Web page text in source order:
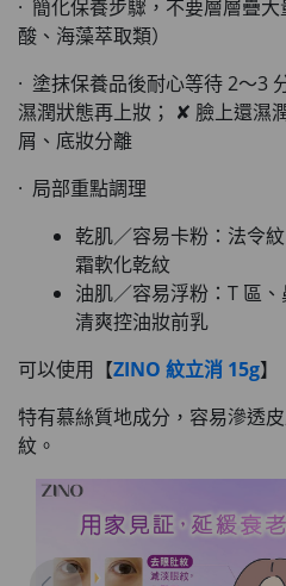
· 簡化保養步驟，不要層層疊
酸、海藻萃取類）
· 塗抹保養品後耐心等待 2～3
濕潤狀態再上妝； ✘ 臉上還濕
屑、底妝分離
· 局部重點調理
乾肌／容易卡粉：法令
霜軟化乾紋
油肌／容易浮粉：T 區
清爽控油妝前乳
可以使用【ZINO 紋立消 15g】
特有慕絲質地成分，容易滲透
紋。